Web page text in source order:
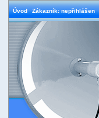
Úvod Zákazník: nepřihlášen